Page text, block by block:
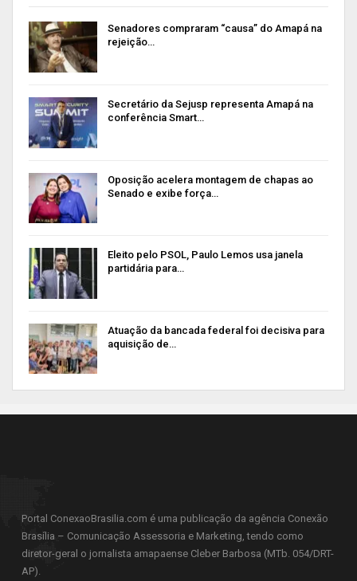
Senadores compraram “causa” do Amapá na
rejeição…
Secretário da Sejusp representa Amapá na
conferência Smart…
Oposição acelera montagem de chapas ao
Senado e exibe força…
Eleito pelo PSOL, Paulo Lemos usa janela
partidária para…
Atuação da bancada federal foi decisiva para
aquisição de…
Portal ConexaoBrasilia.com é uma publicação da agência Conexão
Brasília – Comunicação Assessoria e Marketing, tendo como
diretor-geral o jornalista amapaense Cleber Barbosa (MTb. 054/DRT-
AP).